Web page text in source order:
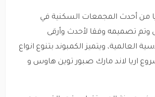
من أحدث المجمعات السكنية في
وتم تصميمه وفقا لأحدث وأرقى
العالمية، ويتميز الكمبوند بتنوع انواع
اريا لاند مارك صبور توين هاوس و